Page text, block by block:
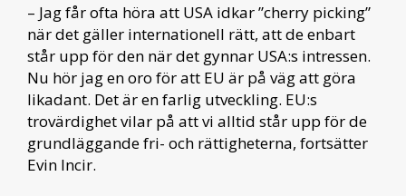
– Jag får ofta höra att USA idkar ”cherry picking”
när det gäller internationell rätt, att de enbart
står upp för den när det gynnar USA:s intressen.
Nu hör jag en oro för att EU är på väg att göra
likadant. Det är en farlig utveckling. EU:s
trovärdighet vilar på att vi alltid står upp för de
grundläggande fri- och rättigheterna, fortsätter
Evin Incir.